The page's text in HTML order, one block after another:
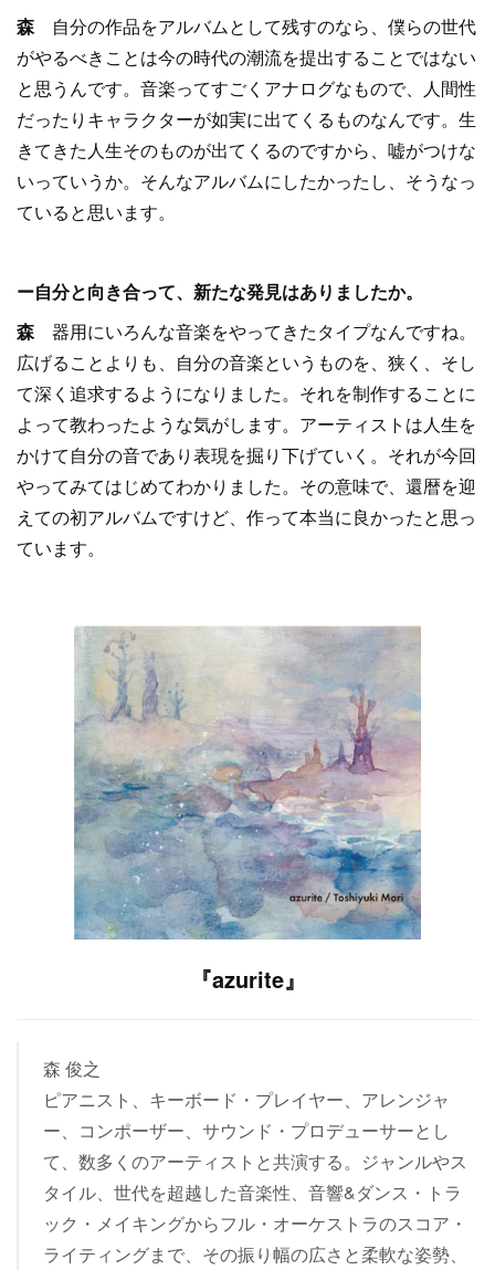
森 自分の作品をアルバムとして残すのなら、僕らの世代
がやるべきことは今の時代の潮流を提出することではない
と思うんです。音楽ってすごくアナログなもので、人間性
だったりキャラクターが如実に出てくるものなんです。生
きてきた人生そのものが出てくるのですから、嘘がつけな
いっていうか。そんなアルバムにしたかったし、そうなっ
ていると思います。
ー自分と向き合って、新たな発見はありましたか。
森 器用にいろんな音楽をやってきたタイプなんですね。
広げることよりも、自分の音楽というものを、狭く、そし
て深く追求するようになりました。それを制作することに
よって教わったような気がします。アーティストは人生を
かけて自分の音であり表現を掘り下げていく。それが今回
やってみてはじめてわかりました。その意味で、還暦を迎
えての初アルバムですけど、作って本当に良かったと思っ
ています。
『azurite』
森 俊之
ピアニスト、キーボード・プレイヤー、アレンジャ
ー、コンポーザー、サウンド・プロデューサーとし
て、数多くのアーティストと共演する。ジャンルやス
タイル、世代を超越した音楽性、音響&ダンス・トラ
ック・メイキングからフル・オーケストラのスコア・
ライティングまで、その振り幅の広さと柔軟な姿勢、